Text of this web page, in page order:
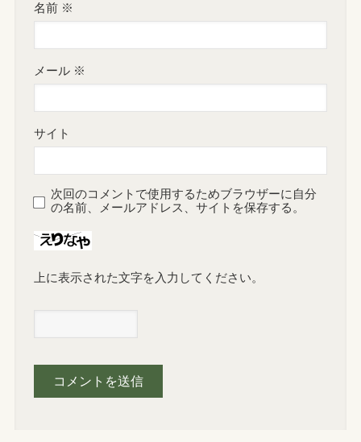
名前 ※
メール ※
サイト
次回のコメントで使用するためブラウザーに自分
の名前、メールアドレス、サイトを保存する。
上に表示された文字を入力してください。